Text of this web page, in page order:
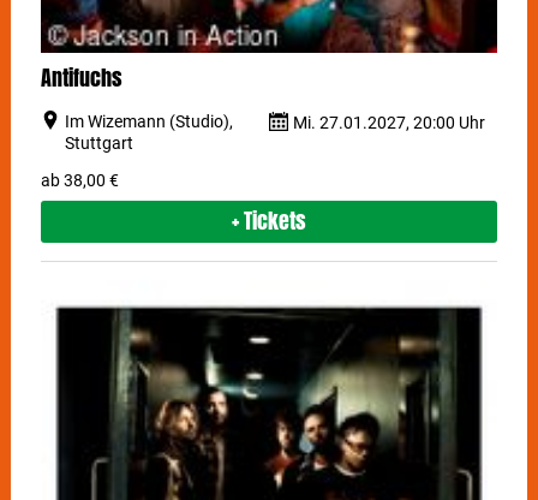
Antifuchs
Im Wizemann (Studio),
Stuttgart
Mi. 27.01.2027, 20:00 Uhr
ab 38,00 €
+ Tickets